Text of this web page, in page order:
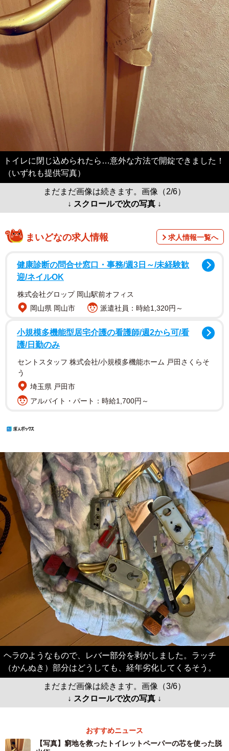
トイレに閉じ込められたら…意外な方法で開錠できました！
（いずれも提供写真）
まだまだ画像は続きます。画像（2/6）
↓ スクロールで次の写真 ↓
まいどなの求人情報 求人情報一覧へ
健康診断の問合せ窓口・事務/週3日～/未経験歓
迎/ネイルOK
株式会社グロップ 岡山駅前オフィス
岡山県 岡山市
派遣社員：時給1,320円～
小規模多機能型居宅介護の看護師/週2から可/看
護/日勤のみ
セントスタッフ 株式会社/小規模多機能ホーム 戸田さくらそ
う
埼玉県 戸田市
アルバイト・パート：時給1,700円～
ヘラのようなもので、レバー部分を剥がしました。ラッチ
（かんぬき）部分はどうしても、経年劣化してくるそう。
まだまだ画像は続きます。画像（3/6）
↓ スクロールで次の写真 ↓
おすすめニュース
【写真】窮地を救ったトイレットペーパーの芯を使った脱